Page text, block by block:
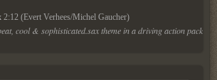
2:12 (Evert Verhees/Michel Gaucher)
cool & sophisticated.sax theme in a driving action packed